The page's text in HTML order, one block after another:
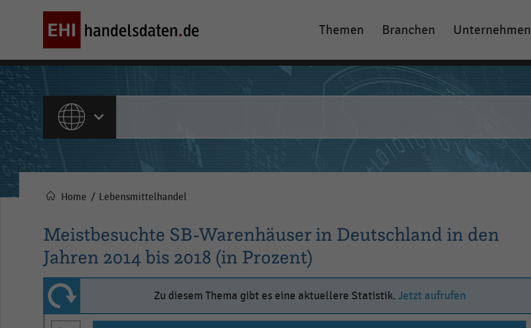
Main
navigation
Themen Branchen Unternehmen
ALLE INHALTE
Pfadnavigation
Home Lebensmittelhandel
Meistbesuchte SB-Warenhäuser in Deutschland in den
Jahren 2014 bis 2018 (in Prozent)
Zu diesem Thema gibt es eine aktuellere Statistik. Jetzt aufrufen